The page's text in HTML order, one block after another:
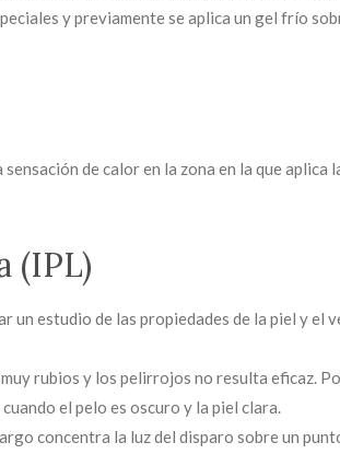
y previamente se aplica un gel frío
de calor en la zona en la que aplica
(IPL)
estudio de las propiedades de la piel y el
rubios y los pelirrojos no resulta eficaz.
el pelo es oscuro y la piel clara.
concentra la luz del disparo sobre un